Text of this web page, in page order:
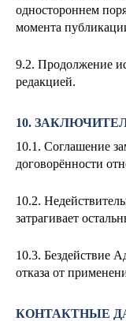
одностороннем
момента
9.2. Продолжение
редакцией.
10.
10.1. Соглашение
договорённости
10.2.
затрагивает
10.3. Бездействие
отказа от
КОНТАКТНЫЕ